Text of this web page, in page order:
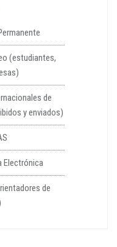
(estudiantes,
de
y enviados)
Electrónica
de